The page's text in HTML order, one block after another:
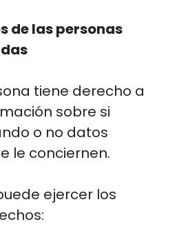
de las personas
tiene derecho a
sobre si
o no datos
le conciernen.
ejercer los